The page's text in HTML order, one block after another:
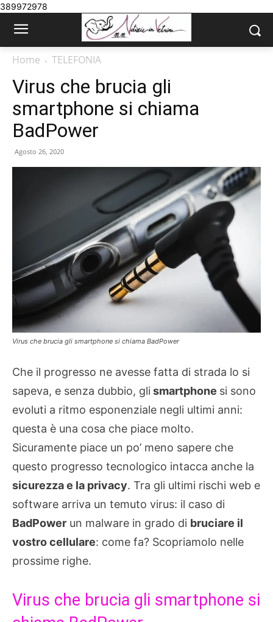
389972978
Home TELEFONIA
Virus che brucia gli
smartphone si chiama
BadPower
Agosto 26, 2020
Virus che brucia gli smartphone si chiama BadPower
Che il progresso ne avesse fatta di strada lo si
sapeva, e senza dubbio, gli smartphone si sono
evoluti a ritmo esponenziale negli ultimi anni:
questa è una cosa che piace molto.
Sicuramente piace un po’ meno sapere che
questo progresso tecnologico intacca anche la
sicurezza e la privacy. Tra gli ultimi rischi web e
software arriva un temuto virus: il caso di
BadPower un malware in grado di bruciare il
vostro cellulare: come fa? Scopriamolo nelle
prossime righe.
Virus che brucia gli smartphone si